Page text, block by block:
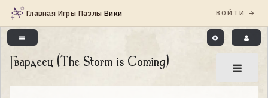
Гвардеец (The Storm is Coming)